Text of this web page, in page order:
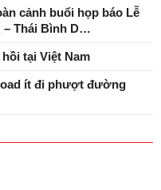
cảnh buổi họp báo Lễ
– Thái Bình D…
tại Việt Nam
ít đi phượt đường